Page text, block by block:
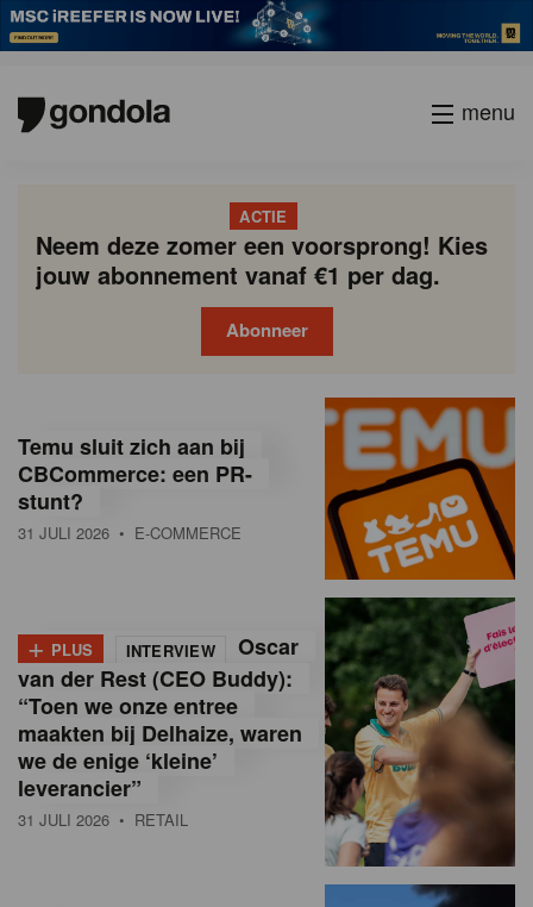
menu
ACTIE
Neem deze zomer een voorsprong! Kies
jouw abonnement vanaf €1 per dag.
Abonneer
o
n
d
a
M
a
g
a
Temu sluit zich aan bij
CBCommerce: een PR-
stunt?
31 JULI 2026 • E-COMMERCE
+ PLUS INTERVIEW
Oscar
van der Rest (CEO Buddy):
“Toen we onze entree
maakten bij Delhaize, waren
we de enige ‘kleine’
leverancier”
31 JULI 2026 • RETAIL